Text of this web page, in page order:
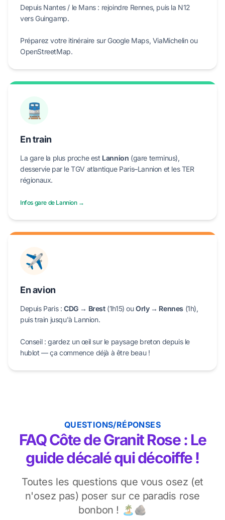
Depuis Nantes / le Mans : rejoindre Rennes, puis la N12
vers Guingamp.
Préparez votre itinéraire sur Google Maps, ViaMichelin ou
OpenStreetMap.
🚆
En train
La gare la plus proche est Lannion (gare terminus),
desservie par le TGV atlantique Paris–Lannion et les TER
régionaux.
Infos gare de Lannion →
✈️
En avion
Depuis Paris : CDG → Brest(1h15) ouOrly → Rennes (1h),
puis train jusqu'à Lannion.
Conseil : gardez un œil sur le paysage breton depuis le
hublot — ça commence déjà à être beau !
QUESTIONS/RÉPONSES
FAQ Côte de Granit Rose : Le
guide décalé qui décoiffe !
Toutes les questions que vous osez (et
n'osez pas) poser sur ce paradis rose
bonbon ! 🏝️🪨